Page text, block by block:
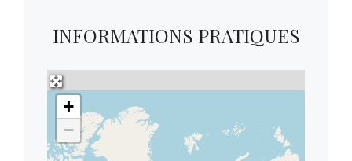
INFORMATIONS PRATIQUES
+
−